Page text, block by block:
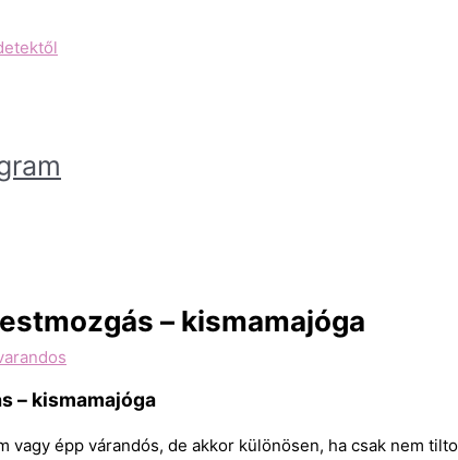
– kismamajóga
– kismamajóga
vagy épp várandós, de akkor különösen, ha csak nem